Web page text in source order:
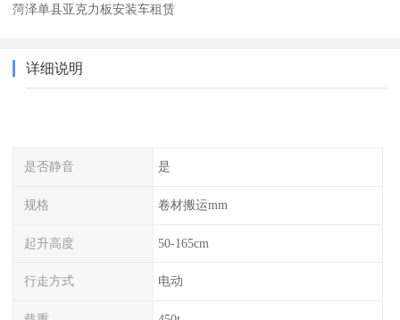
菏泽单县亚克力板安装车租赁
详细说明
是否静音 是
规格 卷材搬运mm
起升高度 50-165cm
行走方式 电动